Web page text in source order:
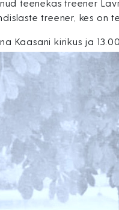
teenekas treener
treener, kes on
Kaasani kirikus ja